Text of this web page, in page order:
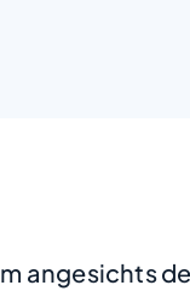
angesichts